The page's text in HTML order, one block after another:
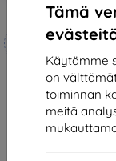
Tämä
Käytämme
on
toiminnan
meitä
3mk Hammer
Mittojen
21,90 €
19,70
Varastossa 3